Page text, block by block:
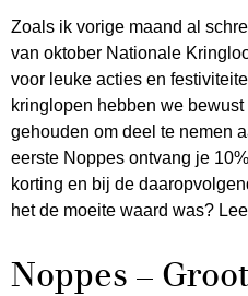
Zoals ik vorige maand al
van oktober Nationale
voor leuke acties en
kringlopen hebben we
gehouden om deel te nemen
eerste Noppes ontvang je
korting en bij de
het de moeite waard was?
Noppes –